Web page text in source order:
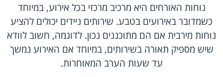
נוחות האורחים היא מרכיב מרכזי בכל אירוע, במיוחד
כשמדובר באירועים בטבע. שירותים ניידים יכולים להציע
נוחות מירבית אם הם מתוכננים נכון. לדוגמה, חשוב לוודא
שיש מספיק תאורה בשירותים, במיוחד אם האירוע נמשך
עד שעות הערב המאוחרות.